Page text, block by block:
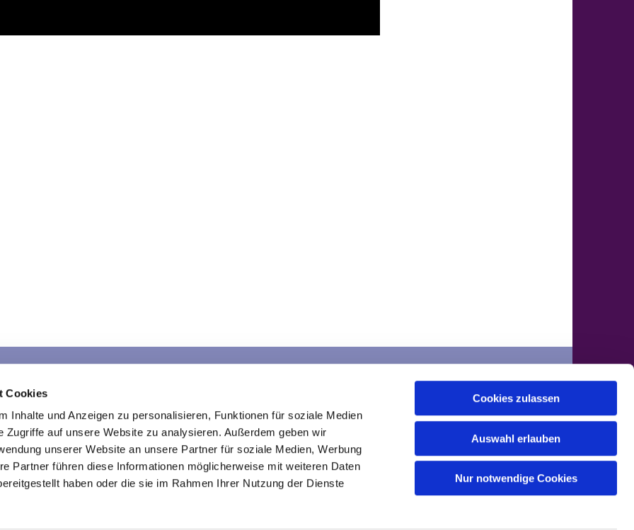
Cookies
Inhalte und Anzeigen zu personalisieren, Funktionen für soziale Medien
Zugriffe auf unsere Website zu analysieren. Außerdem geben wir
unserer Website an unsere Partner für soziale Medien, Werbung
Partner führen diese Informationen möglicherweise mit weiteren Daten
haben oder die sie im Rahmen Ihrer Nutzung der Dienste
Cookies zulassen
Auswahl erlauben
Nur notwendige Cookies
 Kirche im Traveland